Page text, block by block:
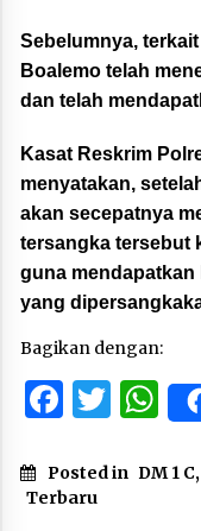
Sebelumnya,
Boalemo telah
dan telah
Kasat Reskrim
menyatakan,
akan secepatnya
tersangka tersebut
guna
yang
Bagikan dengan:
Posted in DM 1 C,
Terbaru